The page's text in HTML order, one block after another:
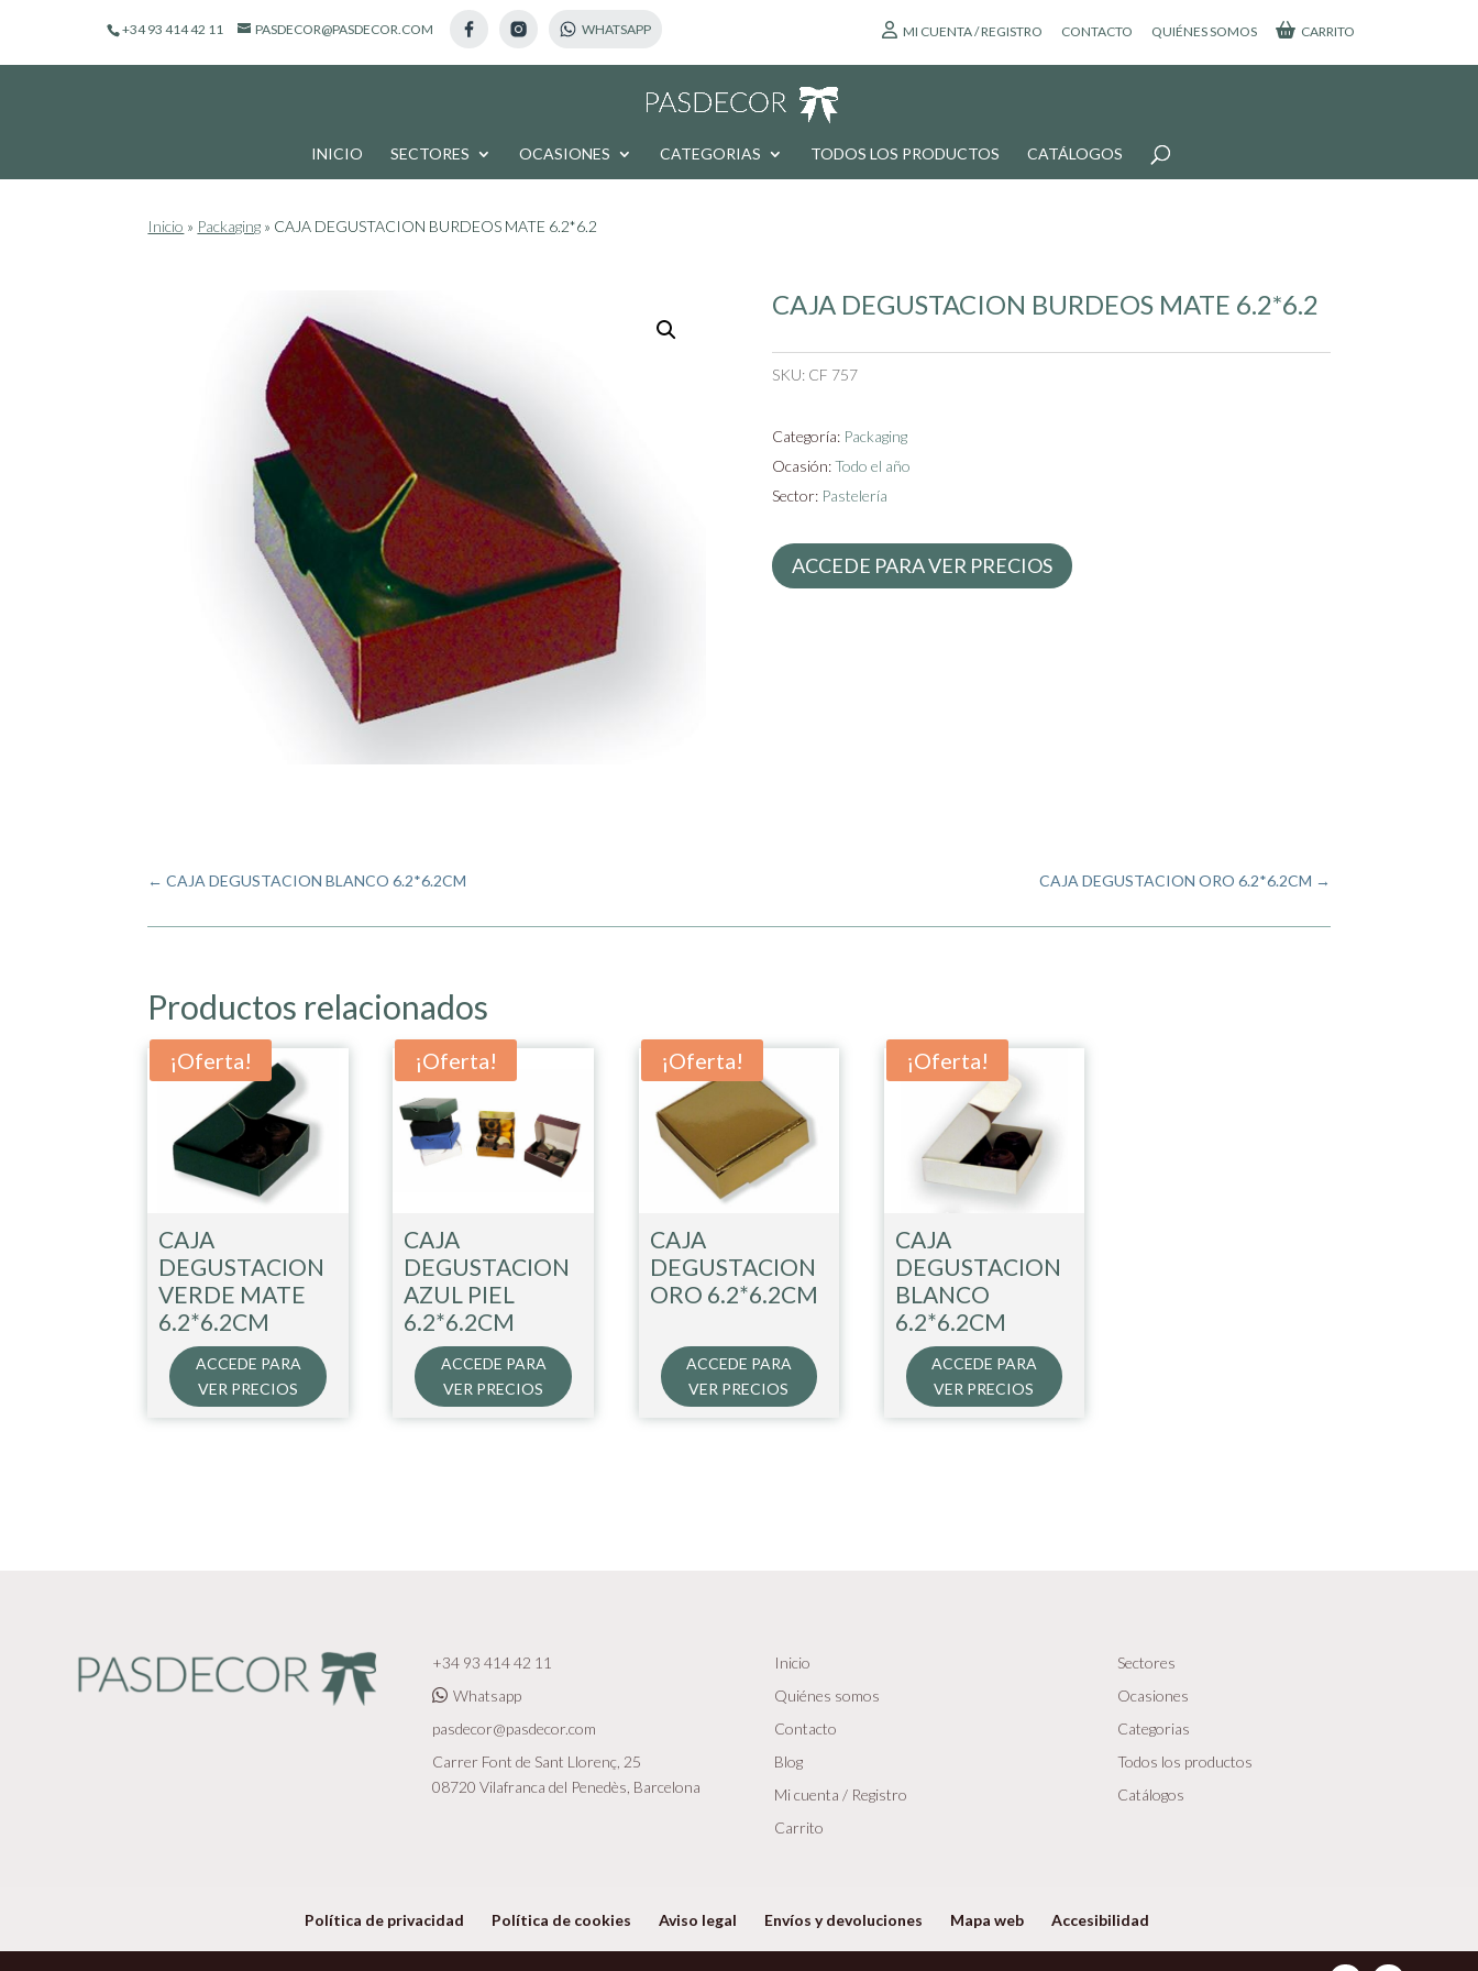
+34 93 414 42 11 PASDECOR@PASDECOR.COM MI CUENTA / REGISTRO CONTACTO QUIÉNES SOMOS CARRITO
INICIO SECTORES OCASIONES CATEGORIAS TODOS LOS PRODUCTOS CATÁLOGOS
productos
Inicio » Packaging » CAJA DEGUSTACION BURDEOS MATE 6.2*6.2
CAJA DEGUSTACION BURDEOS MATE 6.2*6.2
SKU: CF 757
Categoría: Packaging
Ocasión:Todo el año
Sector: Pastelería
ACCEDE PARA VER PRECIOS
←CAJA DEGUSTACION BLANCO 6.2*6.2CM CAJA DEGUSTACION ORO 6.2*6.2CM →
Productos relacionados
¡Oferta!
CAJA
DEGUSTACION
VERDE MATE
6.2*6.2CM
ACCEDE PARA
VER PRECIOS
¡Oferta!
CAJA
DEGUSTACION
AZUL PIEL
6.2*6.2CM
ACCEDE PARA
VER PRECIOS
¡Oferta!
CAJA
DEGUSTACION
ORO 6.2*6.2CM
ACCEDE PARA
VER PRECIOS
¡Oferta!
CAJA
DEGUSTACION
BLANCO
6.2*6.2CM
ACCEDE PARA
VER PRECIOS
+34 93 414 42 11
Whatsapp
pasdecor@pasdecor.com
Carrer Font de Sant Llorenç, 25
08720 Vilafranca del Penedès, Barcelona
Inicio
Quiénes somos
Contacto
Blog
Mi cuenta / Registro
Carrito
Sectores
Ocasiones
Categorias
Todos los productos
Catálogos
Política de privacidad Política de cookies Aviso legal Envíos y devoluciones Mapa web Accesibilidad